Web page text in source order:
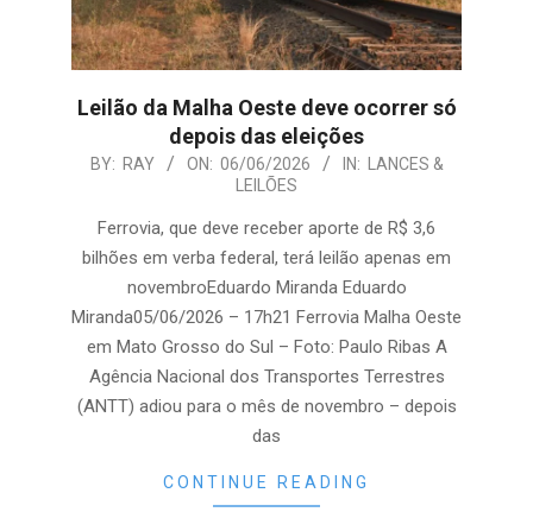
Leilão da Malha Oeste deve ocorrer só
depois das eleições
2026-
BY: RAY ON: 06/06/2026 IN: LANCES &
LEILÕES
Ferrovia, que deve receber aporte de R$ 3,6
bilhões em verba federal, terá leilão apenas em
novembroEduardo Miranda Eduardo
Miranda05/06/2026 – 17h21 Ferrovia Malha Oeste
em Mato Grosso do Sul – Foto: Paulo Ribas A
Agência Nacional dos Transportes Terrestres
(ANTT) adiou para o mês de novembro – depois
das
CONTINUE READING